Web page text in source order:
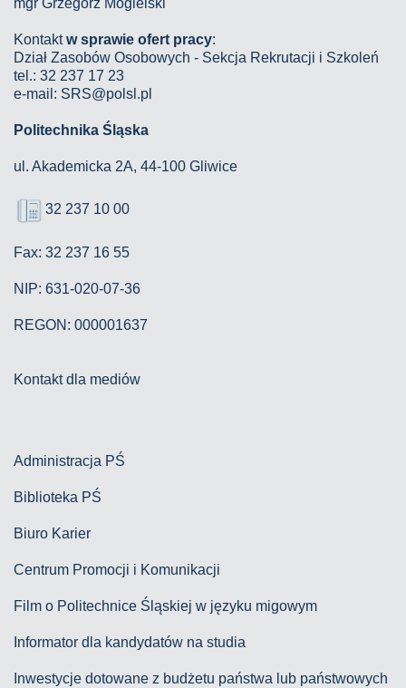
mgr Grzegorz Mogielski
Kontaktw sprawie ofert pracy:
Dział Zasobów Osobowych - Sekcja Rekrutacji i Szkoleń
tel.: 32 237 17 23
e-mail: SRS@polsl.pl
Politechnika Śląska
ul. Akademicka 2A, 44-100 Gliwice
32 237 10 00
Fax: 32 237 16 55
NIP: 631-020-07-36
REGON: 000001637
Kontakt dla mediów
Administracja PŚ
Biblioteka PŚ
Biuro Karier
Centrum Promocji i Komunikacji
Film o Politechnice Śląskiej w języku migowym
Informator dla kandydatów na studia
Inwestycje dotowane z budżetu państwa lub państwowych